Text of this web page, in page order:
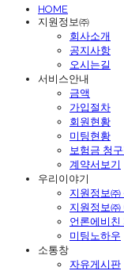
HOME
지원정보㈜
회사소개
공지사항
오시는길
서비스안내
금액
가입절차
회원현황
미팅현황
보험금 청
계약서보기
우리이야기
지원정보㈜
지원정보㈜
언론에비친
미팅노하우
소통창
자유게시판